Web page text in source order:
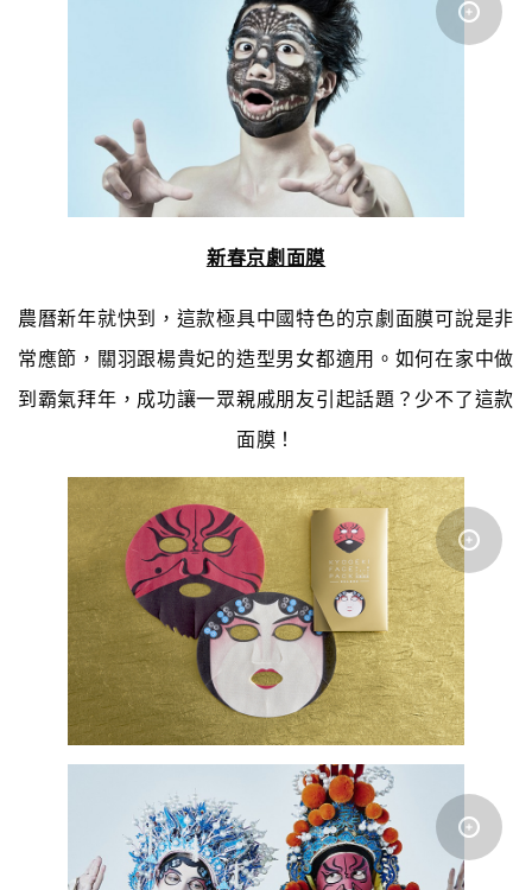
新春京劇面膜
農曆新年就快到，這款極具中國特色的京劇面膜可說是非
常應節，關羽跟楊貴妃的造型男女都適用。如何在家中做
到霸氣拜年，成功讓一眾親戚朋友引起話題？少不了這款
面膜！